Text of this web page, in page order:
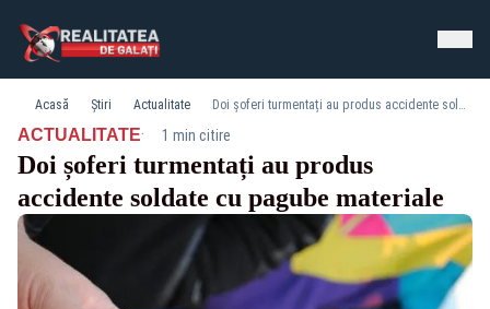
Acasă Știri Actualitate Doi șoferi turmentați au produs accidente soldate cu pagube materiale
ACTUALITATE· 1 min citire
Doi șoferi turmentați au produs
accidente soldate cu pagube materiale